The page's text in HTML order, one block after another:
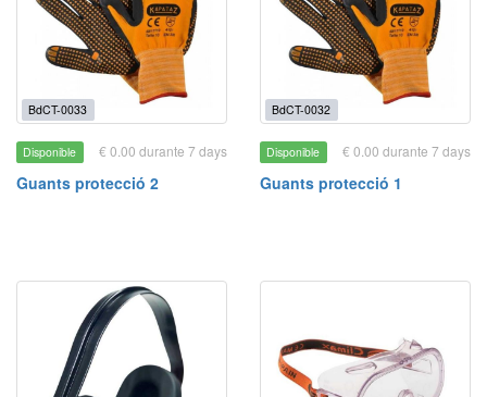
BdCT-0033
Disponible € 0.00 durante 7 days
Guants protecció 2
BdCT-0032
Disponible € 0.00 durante 7 days
Guants protecció 1